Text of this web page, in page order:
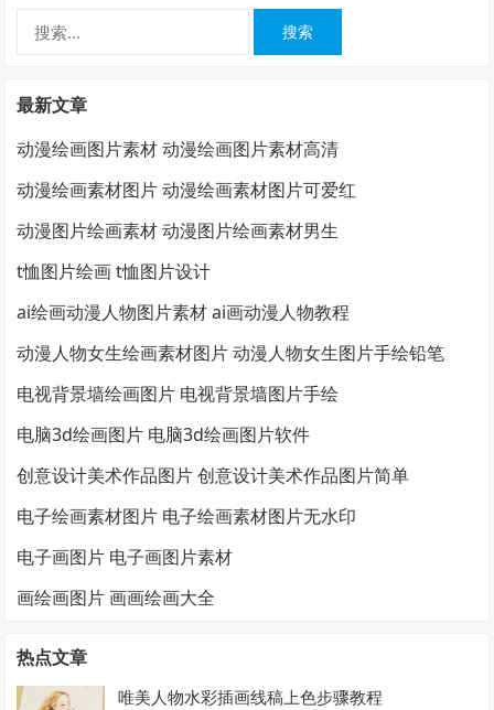
最新文章
动漫绘画图片素材 动漫绘画图片素材高清
动漫绘画素材图片 动漫绘画素材图片可爱红
动漫图片绘画素材 动漫图片绘画素材男生
t恤图片绘画 t恤图片设计
ai绘画动漫人物图片素材 ai画动漫人物教程
动漫人物女生绘画素材图片 动漫人物女生图片手绘铅笔
电视背景墙绘画图片 电视背景墙图片手绘
电脑3d绘画图片 电脑3d绘画图片软件
创意设计美术作品图片 创意设计美术作品图片简单
电子绘画素材图片 电子绘画素材图片无水印
电子画图片 电子画图片素材
画绘画图片 画画绘画大全
热点文章
唯美人物水彩插画线稿上色步骤教程